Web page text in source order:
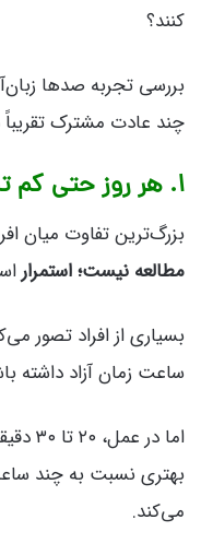
کنند؟
بررسی تجربه صدها
چند عادت مشترک
۱. هر روز حتی کم تمرین می‌کنند
بزرگ‌ترین تفاوت میان
مطالعه نیست؛ استمرار
بسیاری از افراد تصور
ساعت زمان آزاد داشته
اما
بهتری نسبت به چند
می‌کند.